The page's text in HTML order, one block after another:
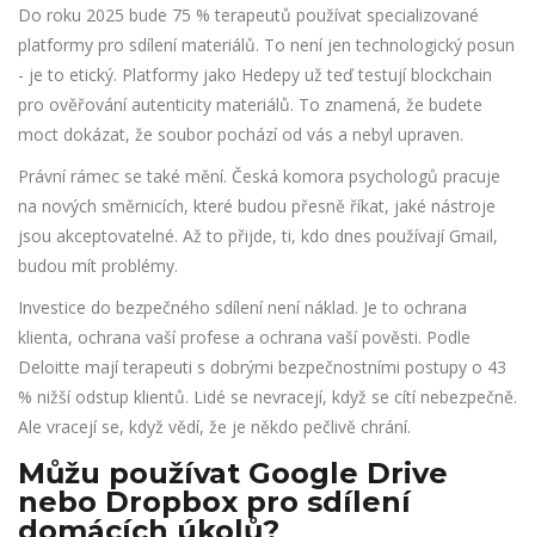
Do roku 2025 bude 75 % terapeutů používat specializované
platformy pro sdílení materiálů. To není jen technologický posun
- je to etický. Platformy jako Hedepy už teď testují blockchain
pro ověřování autenticity materiálů. To znamená, že budete
moct dokázat, že soubor pochází od vás a nebyl upraven.
Právní rámec se také mění. Česká komora psychologů pracuje
na nových směrnicích, které budou přesně říkat, jaké nástroje
jsou akceptovatelné. Až to přijde, ti, kdo dnes používají Gmail,
budou mít problémy.
Investice do bezpečného sdílení není náklad. Je to ochrana
klienta, ochrana vaší profese a ochrana vaší pověsti. Podle
Deloitte mají terapeuti s dobrými bezpečnostními postupy o 43
% nižší odstup klientů. Lidé se nevracejí, když se cítí nebezpečně.
Ale vracejí se, když vědí, že je někdo pečlivě chrání.
Můžu používat Google Drive
nebo Dropbox pro sdílení